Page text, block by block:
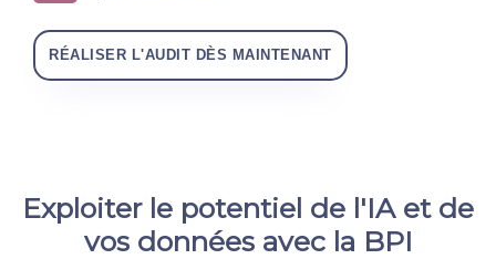
RÉALISER L'AUDIT DÈS MAINTENANT
Exploiter le potentiel de l'IA et de
vos données avec la BPI